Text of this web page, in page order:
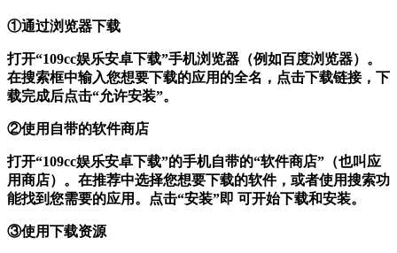
①通过浏览器下载
打开“109cc娱乐安卓下载”手机浏览器（例如百度浏览器）。
在搜索框中输入您想要下载的应用的全名，点击下载链接，下
载完成后点击“允许安装”。
②使用自带的软件商店
打开“109cc娱乐安卓下载”的手机自带的“软件商店”（也叫应
用商店）。在推荐中选择您想要下载的软件，或者使用搜索功
能找到您需要的应用。点击“安装”即 可开始下载和安装。
③使用下载资源